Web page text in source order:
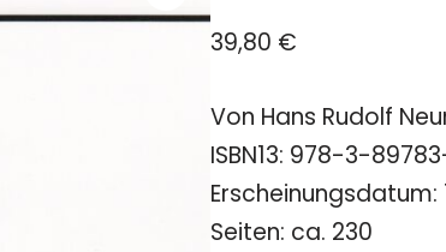
39,80 €
Von Hans Rudolf
ISBN13: 978-3-
Erscheinungsdatum:
Seiten: ca. 230